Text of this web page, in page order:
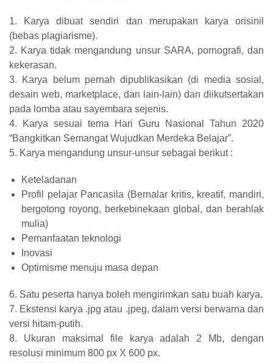
1. Karya dibuat sendiri dan merupakan karya orisinil
(bebas plagiarisme).
2. Karya tidak mengandung unsur SARA, pornografi, dan
kekerasan.
3. Karya belum pernah dipublikasikan (di media sosial,
desain web, marketplace, dan lain-lain) dan diikutsertakan
pada lomba atau sayembara sejenis.
4. Karya sesuai tema Hari Guru Nasional Tahun 2020
“Bangkitkan Semangat Wujudkan Merdeka Belajar”.
5. Karya mengandung unsur-unsur sebagai berikut :
Keteladanan
Profil pelajar Pancasila (Bernalar kritis, kreatif, mandiri,
bergotong royong, berkebinekaan global, dan berahlak
mulia)
Pemanfaatan teknologi
Inovasi
Optimisme menuju masa depan
6. Satu peserta hanya boleh mengirimkan satu buah karya.
7. Ekstensi karya .jpg atau .jpeg, dalam versi berwarna dan
versi hitam-putih.
8. Ukuran maksimal file karya adalah 2 Mb, dengan
resolusi minimum 800 px X 600 px.